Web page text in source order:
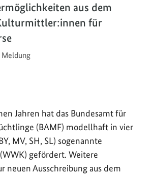
aus dem
für
Meldung
Jahren hat das Bundesamt für
(BAMF) modellhaft in vier
MV, SH, SL) sogenannte
gefördert. Weitere
neuen Ausschreibung aus dem